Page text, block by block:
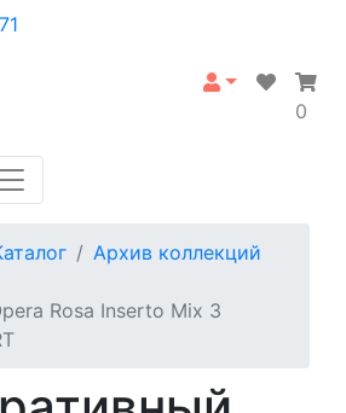
0
Архив коллекций
Rosa Inserto Mix 3